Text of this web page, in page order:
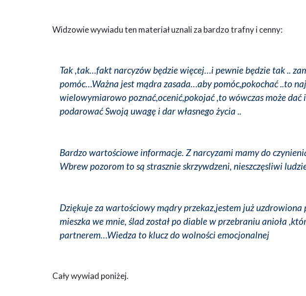
Widzowie wywiadu ten materiał uznali za bardzo trafny i cenny:
Tak ,tak…fakt narcyzów będzie więcej…i pewnie będzie tak ..
pomóc…Ważna jest mądra zasada…aby pomóc,pokochać ..to
wielowymiarowo poznać,ocenić,pokojać ,to wówczas może
podarować Swoją uwagę i dar własnego życia ..
Bardzo wartościowe informacje. Z narcyzami mamy do
Wbrew pozorom to są strasznie skrzywdzeni, nieszczęsliwi
Dziękuje za wartościowy mądry przekaz,jestem już uzdrowiona
mieszka we mnie, ślad został po diable w przebraniu anioła
partnerem…Wiedza to klucz do wolności emocjonalnej
Cały wywiad poniżej.